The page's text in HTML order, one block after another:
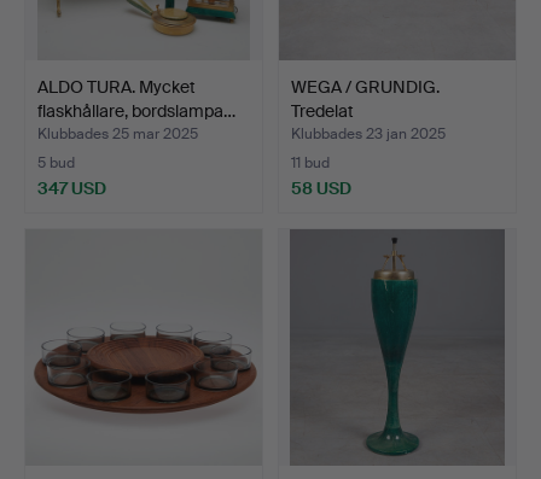
ALDO TURA. Mycket
flaskhållare, bordslampa…
Klubbades 25 mar 2025
5 bud
347 USD
WEGA / GRUNDIG.
Tredelat
musiksystem/ljuds…
Klubbades 23 jan 2025
11 bud
58 USD